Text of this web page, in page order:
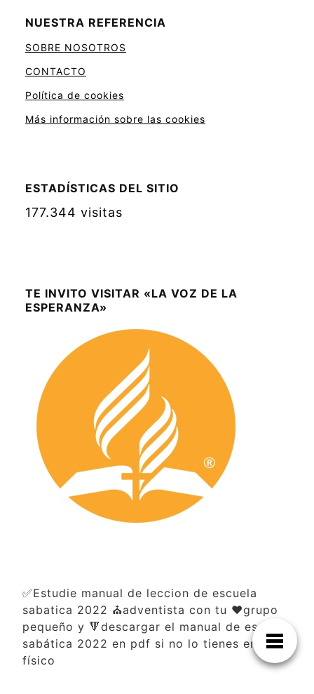
NUESTRA REFERENCIA
SOBRE NOSOTROS
CONTACTO
Política de cookies
Más información sobre las cookies
ESTADÍSTICAS DEL SITIO
177.344 visitas
TE INVITO VISITAR «LA VOZ DE LA
ESPERANZA»
✅Estudie manual de leccion de escuela
sabatica 2022 ⛪adventista con tu ❤️grupo
pequeño y 🔻descargar el manual de escuela
sabática 2022 en pdf si no lo tienes en
físico